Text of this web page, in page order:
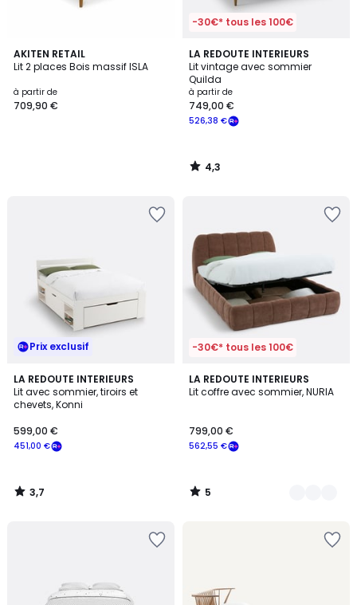
AKITEN RETAIL
Lit 2 places Bois massif ISLA
à partir de
709,90 €
-30€* tous les 100€
LA REDOUTE INTERIEURS
Lit vintage avec sommier
Quilda
à partir de
526,38 €
749,00 €
4,3
/ 5
4,3
/
Prix exclusif
LA REDOUTE INTERIEURS
Lit avec sommier, tiroirs et
chevets, Konni
451,00 €
599,00 €
3,7
/ 5
3,7
/
-30€* tous les 100€
LA REDOUTE INTERIEURS
Lit coffre avec sommier, NURIA
562,55 €
799,00 €
5
/
2
Couleurs
5
/